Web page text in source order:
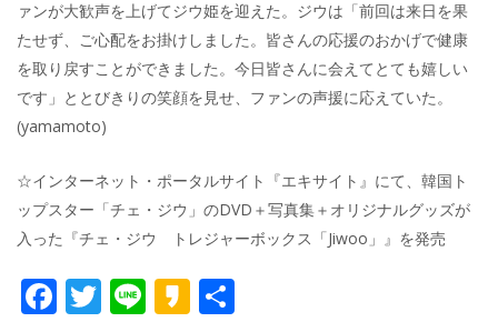
ァンが大歓声を上げてジウ姫を迎えた。ジウは「前回は来日を果
たせず、ご心配をお掛けしました。皆さんの応援のおかげで健康
を取り戻すことができました。今日皆さんに会えてとても嬉しい
です」ととびきりの笑顔を見せ、ファンの声援に応えていた。
(yamamoto)
☆インターネット・ポータルサイト『エキサイト』にて、韓国ト
ップスター「チェ・ジウ」のDVD＋写真集＋オリジナルグッズが
入った『チェ・ジウ トレジャーボックス「Jiwoo」』を発売
F T Li K